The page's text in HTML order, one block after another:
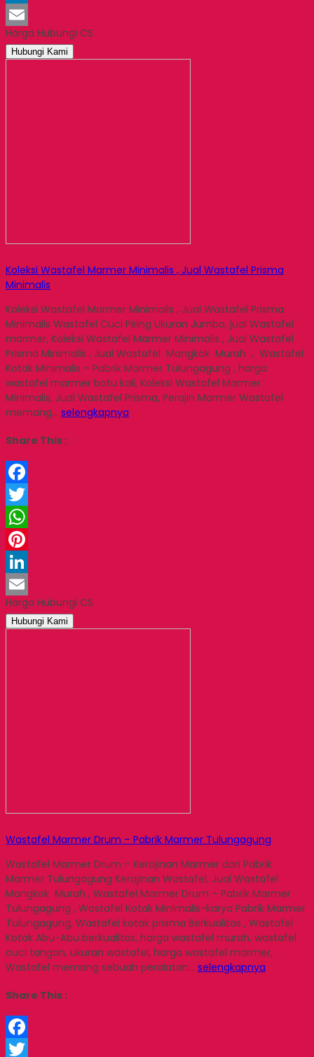
LinkedIn
Email
Harga Hubungi CS
Hubungi Kami
Koleksi Wastafel Marmer Minimalis , Jual Wastafel Prisma
Minimalis
Koleksi Wastafel Marmer Minimalis , Jual Wastafel Prisma
Minimalis Wastafel Cuci Piring Ukuran Jumbo, jual Wastafel
marmer, Koleksi Wastafel Marmer Minimalis , Jual Wastafel
Prisma Minimalis , Jual Wastafel Mangkok Murah , Wastafel
Kotak Minimalis – Pabrik Marmer Tulungagung , harga
wastafel marmer batu kali, Koleksi Wastafel Marmer
Minimalis, Jual Wastafel Prisma, Perajin Marmer Wastafel
memang… selengkapnya
Share This :
Facebook
Twitter
WhatsApp
Pinterest
LinkedIn
Email
Harga Hubungi CS
Hubungi Kami
Wastafel Marmer Drum – Pabrik Marmer Tulungagung
Wastafel Marmer Drum – Kerajinan Marmer dari Pabrik
Marmer Tulungagung Kerajinan Wastafel, Jual Wastafel
Mangkok Murah , Wastafel Marmer Drum – Pabrik Marmer
Tulungagung , Wastafel Kotak Minimalis-karya Pabrik Marmer
Tulungagung, Wastafel kotak prisma Berkualitas , Wastafel
Kotak Abu-Abu berkualitas, harga wastafel murah, wastafel
cuci tangan, ukuran wastafel, harga wastafel marmer,
Wastafel memang sebuah peralatan… selengkapnya
Share This :
Facebook